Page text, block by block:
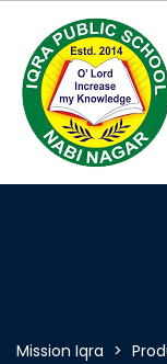
Mission Iqra >